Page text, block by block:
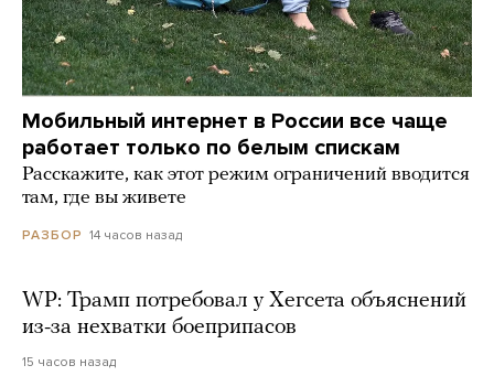
Мобильный интернет в России все чаще
работает только по белым спискам
Расскажите, как этот режим ограничений вводится
там, где вы живете
РАЗБОР 14 часов назад
WP: Трамп потребовал у Хегсета объяснений
из-за нехватки боеприпасов
15 часов назад